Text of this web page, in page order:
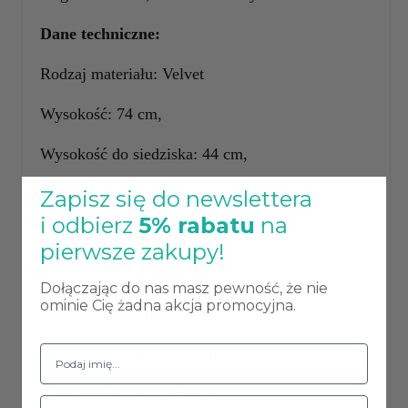
Dane techniczne:
Rodzaj materiału: Velvet
Wysokość: 74 cm,
Wysokość do siedziska: 44 cm,
Wysokość do podłokietnika: 63 cm,
Głębokość: 60 cm,
Szerokość: 73 cm,
Wysokość oparcia: 34 cm,
Zapisz się do newslettera
i odbierz 5% rabatu na
pierwsze zakupy!
Dołączając do nas masz pewność, że nie
ominie Cię żadna akcja promocyjna.